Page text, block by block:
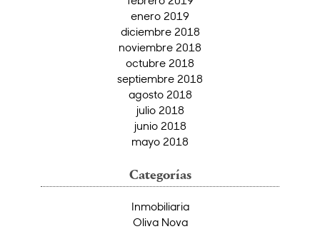
enero 2019
diciembre 2018
noviembre 2018
octubre 2018
septiembre 2018
agosto 2018
julio 2018
junio 2018
mayo 2018
Categorías
Inmobiliaria
Oliva Nova